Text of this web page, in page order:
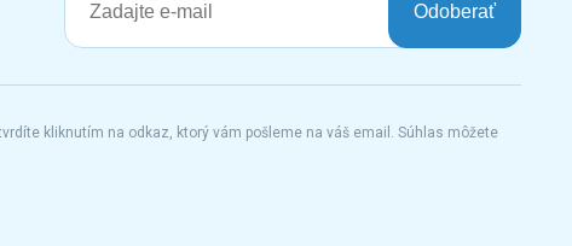
Odoberať
kliknutím na odkaz, ktorý vám pošleme na váš email. Súhlas môžete